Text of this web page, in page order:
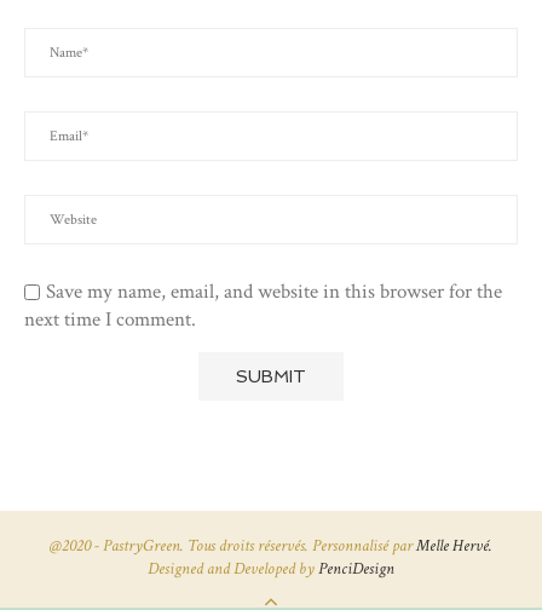
Save my name, email, and website in this browser for the
next time I comment.
@2020 - PastryGreen. Tous droits réservés. Personnalisé parMelle Hervé.
Designed and Developed byPenciDesign